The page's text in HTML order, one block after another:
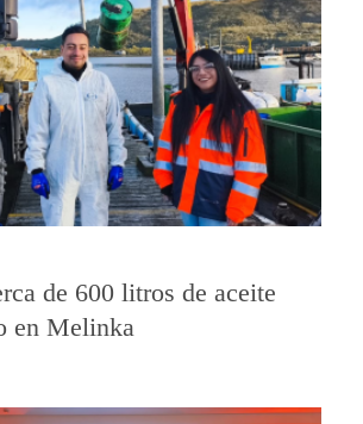
de 600 litros de aceite
en Melinka